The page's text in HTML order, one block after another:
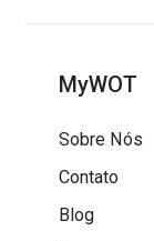
MyWOT
Sobre Nós
Contato
Blog